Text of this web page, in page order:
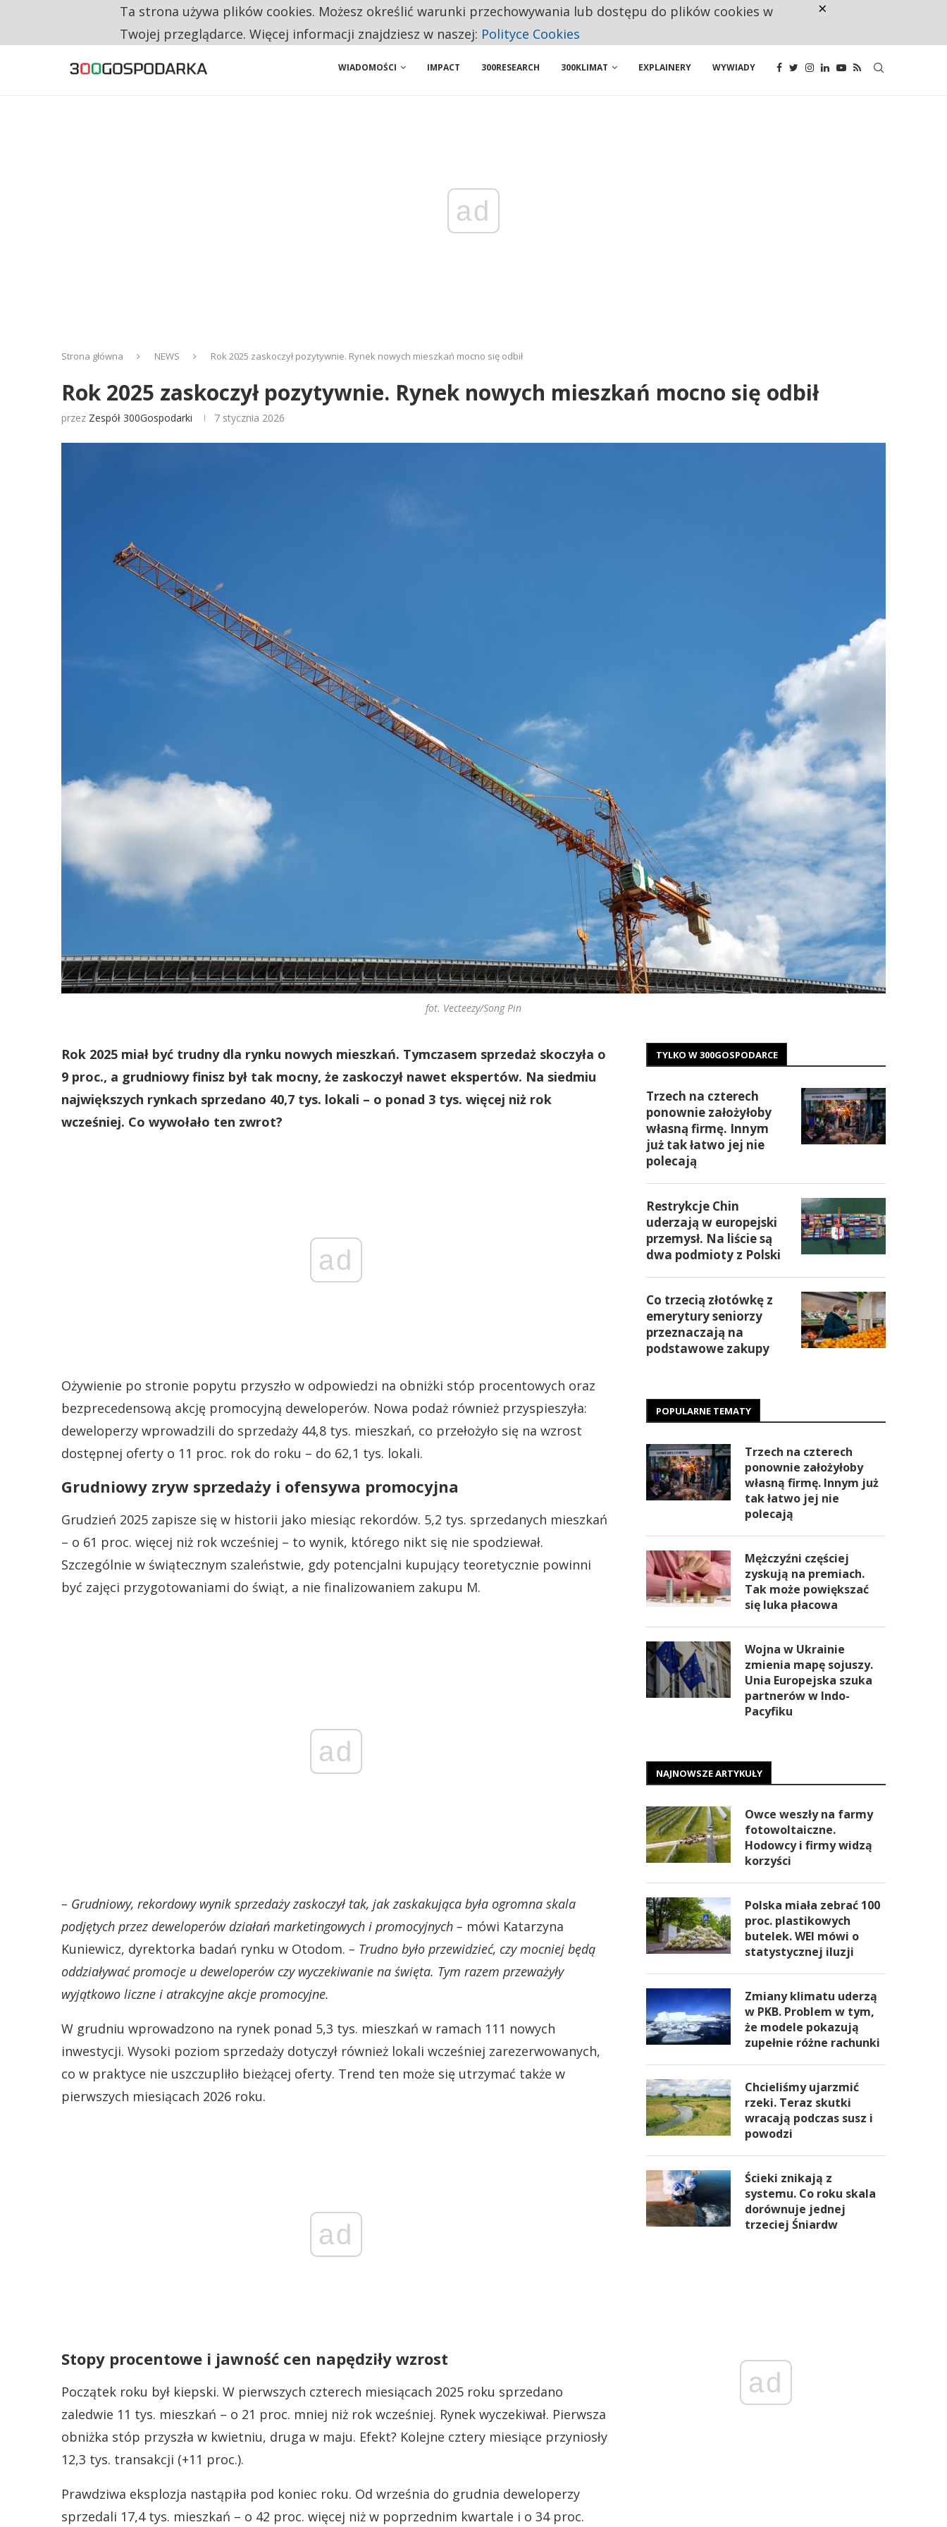
NA JEDEN WAKAT PRZYPADAJĄ 62 ZGŁOSZENIA. WIELU KANDYDATÓW NIE ROZPOCZYNA PRACY
WIADOMOŚCI IMPACT 300RESEARCH 300KLIMAT EXPLAINERY WYWIADY
ad
Strona główna NEWS Rok 2025 zaskoczył pozytywnie. Rynek nowych mieszkań mocno się odbił
Rok 2025 zaskoczył pozytywnie. Rynek nowych mieszkań mocno się odbił
przez Zespół 300Gospodarki 7 stycznia 2026
fot. Vecteezy/Song Pin
Rok 2025 miał być trudny dla rynku nowych mieszkań. Tymczasem sprzedaż skoczyła o
9 proc., a grudniowy finisz był tak mocny, że zaskoczył nawet ekspertów. Na siedmiu
największych rynkach sprzedano 40,7 tys. lokali – o ponad 3 tys. więcej niż rok
wcześniej. Co wywołało ten zwrot?
ad
Ożywienie po stronie popytu przyszło w odpowiedzi na obniżki stóp procentowych oraz
bezprecedensową akcję promocyjną deweloperów. Nowa podaż również przyspieszyła:
deweloperzy wprowadzili do sprzedaży 44,8 tys. mieszkań, co przełożyło się na wzrost
dostępnej oferty o 11 proc. rok do roku – do 62,1 tys. lokali.
Grudniowy zryw sprzedaży i ofensywa promocyjna
Grudzień 2025 zapisze się w historii jako miesiąc rekordów. 5,2 tys. sprzedanych mieszkań
– o 61 proc. więcej niż rok wcześniej – to wynik, którego nikt się nie spodziewał.
Szczególnie w świątecznym szaleństwie, gdy potencjalni kupujący teoretycznie powinni
być zajęci przygotowaniami do świąt, a nie finalizowaniem zakupu M.
ad
– Grudniowy, rekordowy wynik sprzedaży zaskoczył tak, jak zaskakująca była ogromna skala
podjętych przez deweloperów działań marketingowych i promocyjnych – mówi Katarzyna
Kuniewicz, dyrektorka badań rynku w Otodom. – Trudno było przewidzieć, czy mocniej będą
oddziaływać promocje u deweloperów czy wyczekiwanie na święta. Tym razem przeważyły
wyjątkowo liczne i atrakcyjne akcje promocyjne.
W grudniu wprowadzono na rynek ponad 5,3 tys. mieszkań w ramach 111 nowych
inwestycji. Wysoki poziom sprzedaży dotyczył również lokali wcześniej zarezerwowanych,
co w praktyce nie uszczupliło bieżącej oferty. Trend ten może się utrzymać także w
pierwszych miesiącach 2026 roku.
ad
Stopy procentowe i jawność cen napędziły wzrost
Początek roku był kiepski. W pierwszych czterech miesiącach 2025 roku sprzedano
zaledwie 11 tys. mieszkań – o 21 proc. mniej niż rok wcześniej. Rynek wyczekiwał. Pierwsza
obniżka stóp przyszła w kwietniu, druga w maju. Efekt? Kolejne cztery miesiące przyniosły
12,3 tys. transakcji (+11 proc.).
Prawdziwa eksplozja nastąpiła pod koniec roku. Od września do grudnia deweloperzy
sprzedali 17,4 tys. mieszkań – o 42 proc. więcej niż w poprzednim kwartale i o 34 proc.
TYLKO W 300GOSPODARCE
Trzech na czterech
ponownie założyłoby
własną firmę. Innym
już tak łatwo jej nie
polecają
Restrykcje Chin
uderzają w europejski
przemysł. Na liście są
dwa podmioty z Polski
Co trzecią złotówkę z
emerytury seniorzy
przeznaczają na
podstawowe zakupy
POPULARNE TEMATY
Trzech na czterech
ponownie założyłoby
własną firmę. Innym już
tak łatwo jej nie
polecają
Mężczyźni częściej
zyskują na premiach.
Tak może powiększać
się luka płacowa
Wojna w Ukrainie
zmienia mapę sojuszy.
Unia Europejska szuka
partnerów w Indo-
Pacyfiku
NAJNOWSZE ARTYKUŁY
Owce weszły na farmy
fotowoltaiczne.
Hodowcy i firmy widzą
korzyści
Polska miała zebrać 100
proc. plastikowych
butelek. WEI mówi o
statystycznej iluzji
Zmiany klimatu uderzą
w PKB. Problem w tym,
że modele pokazują
zupełnie różne rachunki
Chcieliśmy ujarzmić
rzeki. Teraz skutki
wracają podczas susz i
powodzi
Ścieki znikają z
systemu. Co roku skala
dorównuje jednej
trzeciej Śniardw
ad
Ta strona używa plików cookies. Możesz określić warunki przechowywania lub dostępu do plików cookies w
Twojej przeglądarce. Więcej informacji znajdziesz w naszej: Polityce Cookies
×